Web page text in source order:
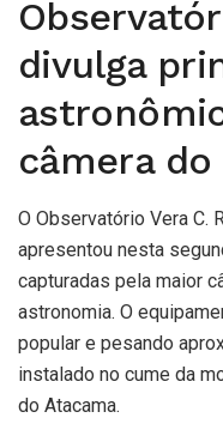
divulga
câmera
O Observatório Vera C.
apresentou nesta
capturadas pela maior
astronomia. O
popular e pesando
instalado no cume da
do Atacama.